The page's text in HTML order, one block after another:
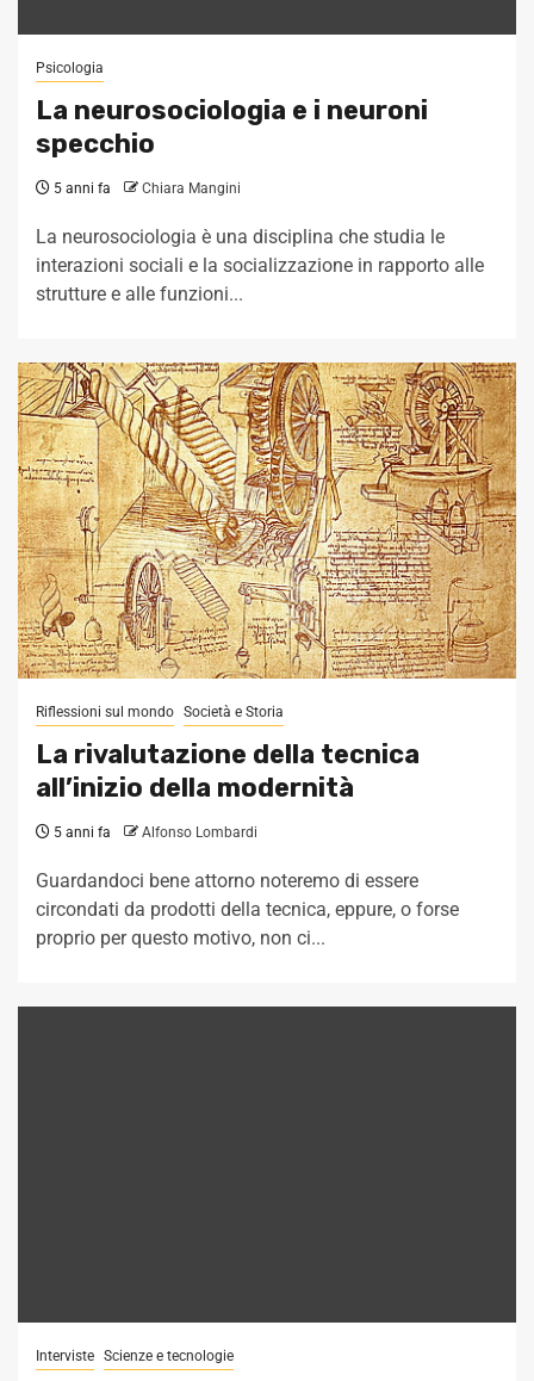
Psicologia
La neurosociologia e i neuroni
specchio
5 anni fa Chiara Mangini
La neurosociologia è una disciplina che studia le
interazioni sociali e la socializzazione in rapporto alle
strutture e alle funzioni...
Riflessioni sul mondo Società e Storia
La rivalutazione della tecnica
all’inizio della modernità
5 anni fa Alfonso Lombardi
Guardandoci bene attorno noteremo di essere
circondati da prodotti della tecnica, eppure, o forse
proprio per questo motivo, non ci...
Interviste Scienze e tecnologie